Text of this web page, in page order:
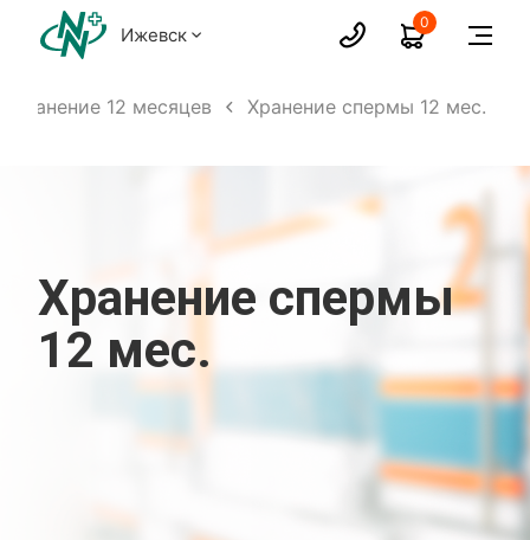
Ижевск
0
хранение 12 месяцев Хранение спермы 12 мес.
Хранение спермы
12 мес.